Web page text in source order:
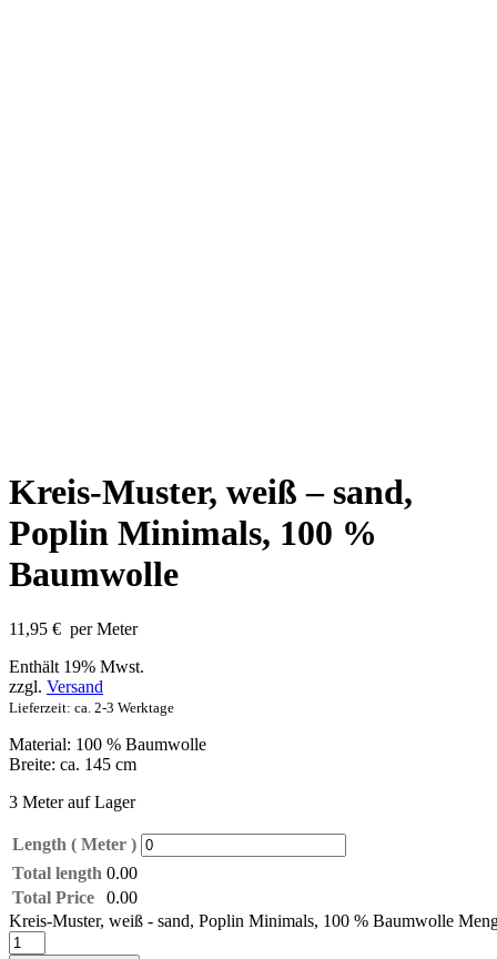
Kreis-Muster, weiß – sand,
Poplin Minimals, 100 %
Baumwolle
11,95 € per Meter
Enthält 19% Mwst.
zzgl. Versand
Lieferzeit: ca. 2-3 Werktage
Material: 100 % Baumwolle
Breite: ca. 145 cm
3 Meter auf Lager
Length ( Meter )
Total length 0.00
Total Price
0.00
Kreis-Muster, weiß - sand, Poplin Minimals, 100 % Baumwolle